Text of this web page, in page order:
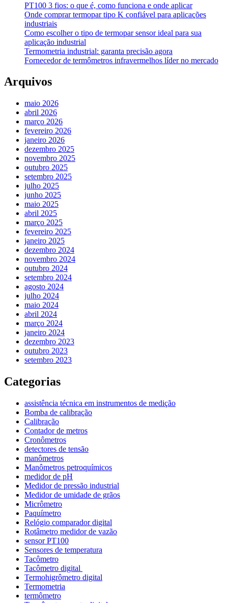
PT100 3 fios: o que é, como funciona e onde aplicar
Onde comprar termopar tipo K confiável para aplicações
industriais
Como escolher o tipo de termopar sensor ideal para sua
aplicação industrial
Termometria industrial: garanta precisão agora
Fornecedor de termômetros infravermelhos líder no mercado
Arquivos
maio 2026
abril 2026
março 2026
fevereiro 2026
janeiro 2026
dezembro 2025
novembro 2025
outubro 2025
setembro 2025
julho 2025
junho 2025
maio 2025
abril 2025
março 2025
fevereiro 2025
janeiro 2025
dezembro 2024
novembro 2024
outubro 2024
setembro 2024
agosto 2024
julho 2024
maio 2024
abril 2024
março 2024
janeiro 2024
dezembro 2023
outubro 2023
setembro 2023
Categorias
assistência técnica em instrumentos de medição
Bomba de calibração
Calibração
Contador de metros
Cronômetros
detectores de tensão
manômetros
Manômetros petroquímicos
medidor de pH
Medidor de pressão industrial
Medidor de umidade de grãos
Micrômetro
Paquímetro
Relógio comparador digital
Rotâmetro medidor de vazão
sensor PT100
Sensores de temperatura
Tacômetro
Tacômetro digital
Termohigrômetro digital
Termometria
termômetro